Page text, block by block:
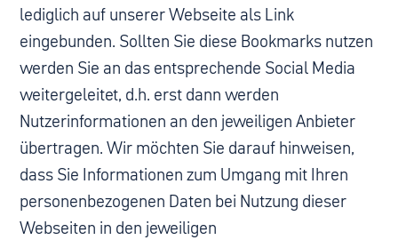
lediglich auf unserer Webseite als Link
eingebunden. Sollten Sie diese Bookmarks nutzen
werden Sie an das entsprechende Social Media
weitergeleitet, d.h. erst dann werden
Nutzerinformationen an den jeweiligen Anbieter
übertragen. Wir möchten Sie darauf hinweisen,
dass Sie Informationen zum Umgang mit Ihren
personenbezogenen Daten bei Nutzung dieser
Webseiten in den jeweiligen